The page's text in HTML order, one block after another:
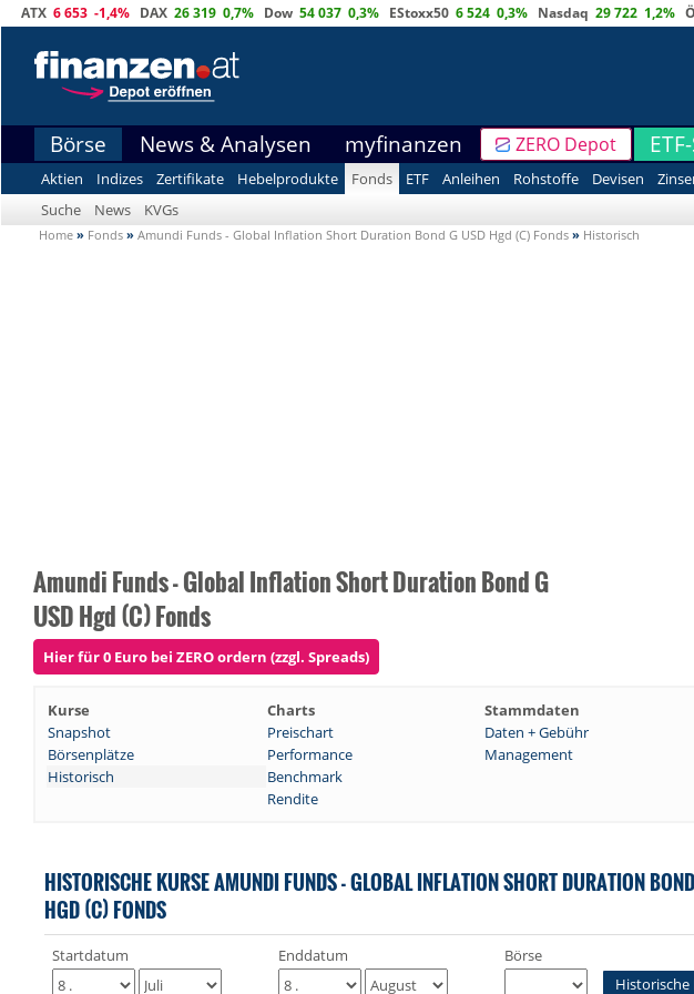
ATX 6 653 -1,4% DAX 26 319 0,7% Dow 54 037 0,3% EStoxx50 6 524 0,3% Nasdaq 29 722 1,2%
Börse News & Analysen myfinanzen ZERO Depot
Aktien Indizes Zertifikate Hebelprodukte Fonds ETF Anleihen Rohstoffe Devisen
Suche
News KVGs
Home » Fonds » Amundi Funds - Global Inflation Short Duration Bond G USD Hgd (C) Fonds » Historisch
Amundi Funds - Global Inflation Short Duration Bond G
USD Hgd (C) Fonds
Hier für 0 Euro bei ZERO ordern (zzgl. Spreads)
Kurse Charts Stammdaten
Snapshot
Preischart Daten + Gebühr
Börsenplätze
Performance Management
Historisch
Benchmark
Rendite
HISTORISCHE KURSE AMUNDI FUNDS - GLOBAL INFLATION SHORT DURATION
HGD (C) FONDS
Startdatum Enddatum
Börse
Historische